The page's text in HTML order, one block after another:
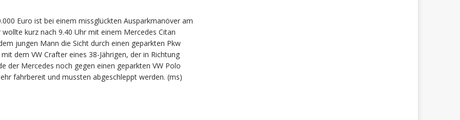
Euro ist bei einem missglückten Ausparkmanöver am
kurz nach 9.40 Uhr mit einem Mercedes Citan
jungen Mann die Sicht durch einen geparkten Pkw
dem VW Crafter eines 38-Jährigen, der in Richtung
der Mercedes noch gegen einen geparkten VW Polo
fahrbereit und mussten abgeschleppt werden. (ms)